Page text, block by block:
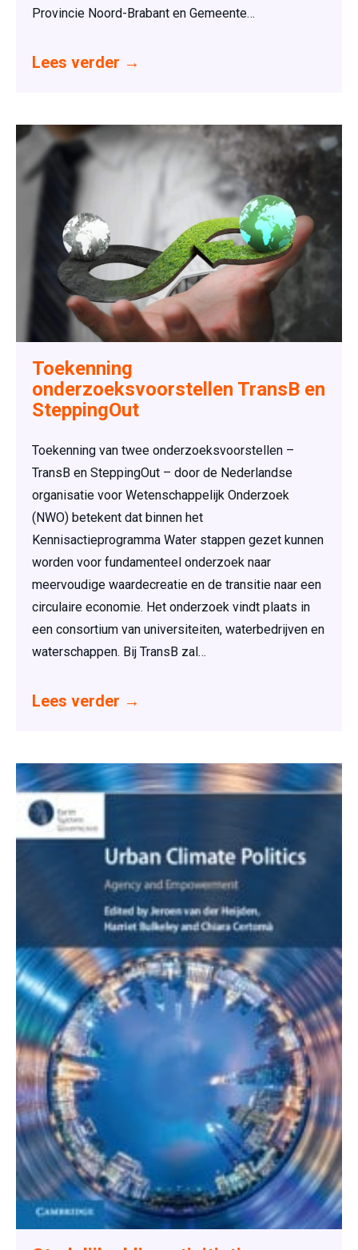
Provincie Noord-Brabant en Gemeente…
Lees verder →
Toekenning
onderzoeksvoorstellen TransB en
SteppingOut
Toekenning van twee onderzoeksvoorstellen –
TransB en SteppingOut – door de Nederlandse
organisatie voor Wetenschappelijk Onderzoek
(NWO) betekent dat binnen het
Kennisactieprogramma Water stappen gezet kunnen
worden voor fundamenteel onderzoek naar
meervoudige waardecreatie en de transitie naar een
circulaire economie. Het onderzoek vindt plaats in
een consortium van universiteiten, waterbedrijven en
waterschappen. Bij TransB zal…
Lees verder →